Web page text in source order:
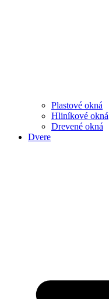
Plastové okná
Hliníkové okná
Drevené okná
Dvere